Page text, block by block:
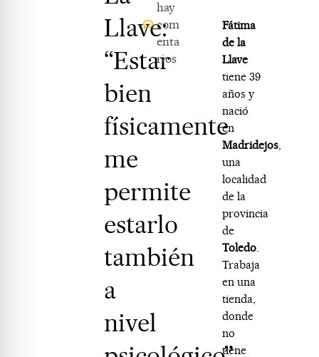
Llave:
“Estar
bien
físicamente
me
permite
estarlo
también
a
nivel
hay
com
enta
rios
Fátima
de la
Llave
tiene 39
años y
nació
en
Madridejos,
una
localidad
de la
provincia
de
Toledo.
Trabaja
en una
tienda,
donde
no
tiene